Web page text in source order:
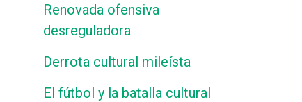
Renovada ofensiva
desreguladora
Derrota cultural mileísta
El fútbol y la batalla cultural